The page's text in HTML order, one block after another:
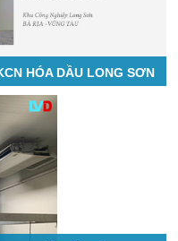
HÓA DẦU LONG SƠN